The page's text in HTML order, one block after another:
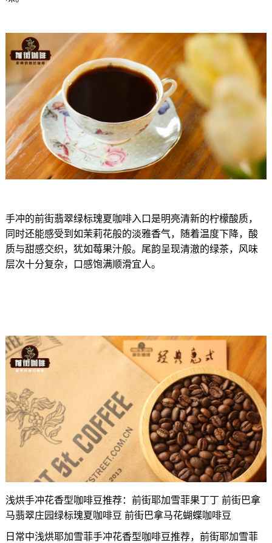
手冲的前街翡翠绿标瑰夏咖啡入口是明亮清新的柠檬酸质，
同时还能感受到如茉莉花般的淡雅香气，随着温度下降，酸
质与甜感交织，犹如莓果汁般。尾韵呈现清澈的绿茶，风味
层次十分复杂，口感饱满顺滑宜人。
浅烘手冲花香型咖啡豆推荐：前街耶加雪菲果丁丁 前街巴拿
马翡翠庄园绿标瑰夏咖啡豆 前街巴拿马花蝴蝶咖啡豆
日常中浅烘耶加雪菲手冲花香型咖啡豆推荐，前街耶加雪菲